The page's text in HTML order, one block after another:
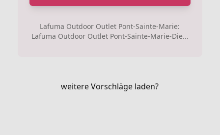
Lafuma Outdoor Outlet Pont-Sainte-Marie:
Lafuma Outdoor Outlet Pont-Sainte-Marie-Die...
weitere Vorschläge laden?